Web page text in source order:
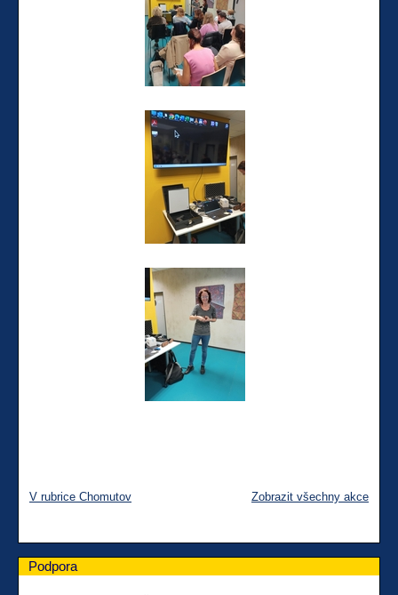
V rubrice Chomutov Zobrazit všechny akce
Podpora